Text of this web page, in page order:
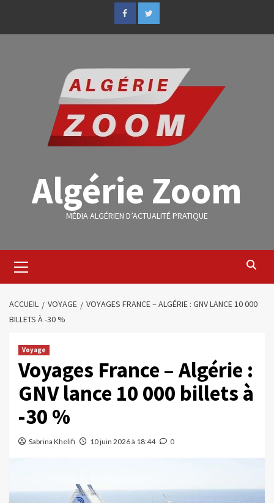
Algérie Zoom
MÉDIA ALGÉRIEN D’ACTUALITÉ PRATIQUE
ACCUEIL VOYAGE
VOYAGES FRANCE – ALGÉRIE : GNV LANCE 10 000
BILLETS À -30 %
Voyage
Voyages France – Algérie :
GNV lance 10 000 billets à
-30 %
Sabrina Khelifi 10 juin 2026 à 18:44 0